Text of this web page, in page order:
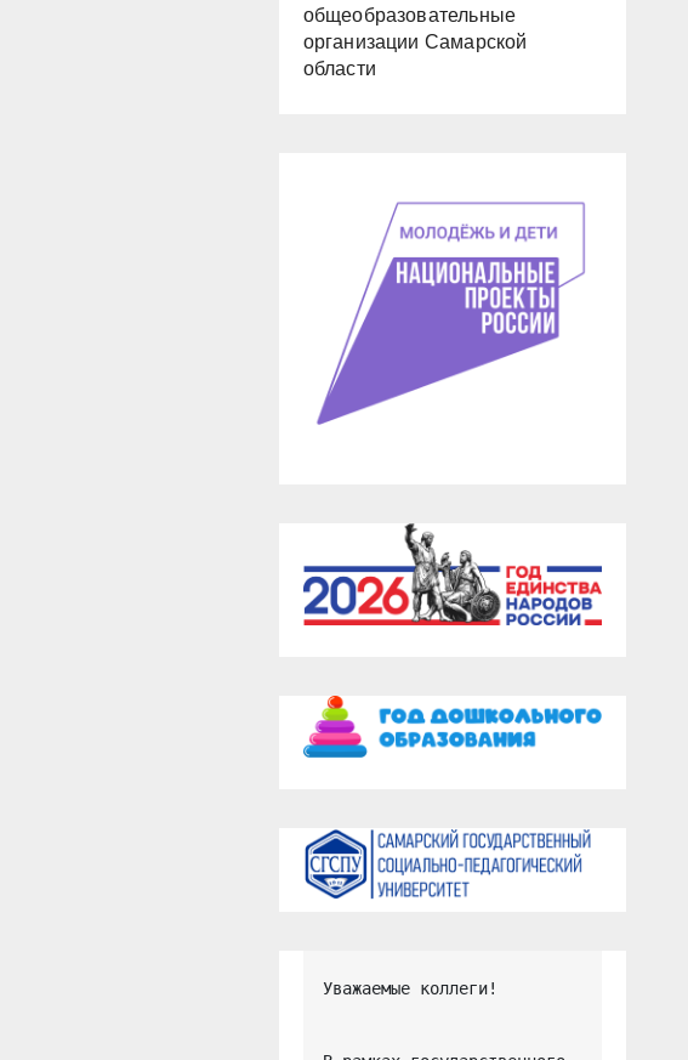
общеобразовательные
организации Самарской
области
Уважаемые коллеги!